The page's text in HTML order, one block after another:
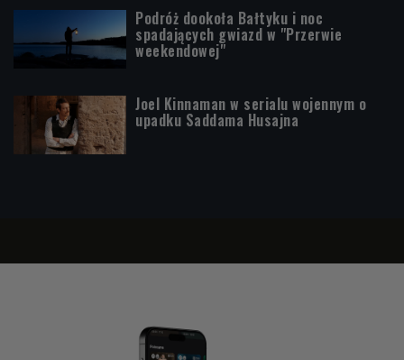
Podróż dookoła Bałtyku i noc
spadających gwiazd w "Przerwie
weekendowej"
Joel Kinnaman w serialu wojennym o
upadku Saddama Husajna